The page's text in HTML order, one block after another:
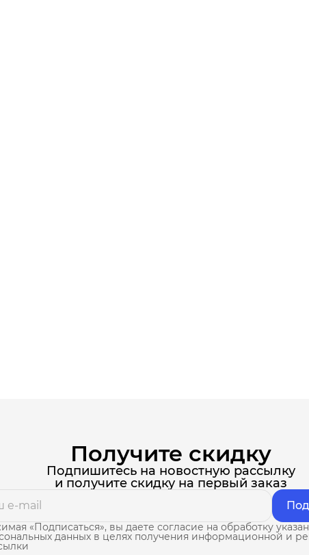
Получите скидку
Подпишитесь на новостную рассылку
и получите скидку на первый заказ
«Подписаться», вы даете согласие на обработку
данных в целях получения информационной и